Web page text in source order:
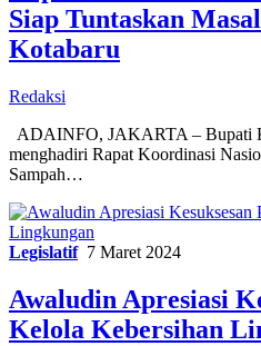
Siap Tuntaskan
Kotabaru
Redaksi
ADAINFO, JAKARTA – Bupati
menghadiri Rapat Koordinasi
Sampah…
Legislatif 7 Maret 2024
Awaludin Apresiasi
Kelola Kebersihan